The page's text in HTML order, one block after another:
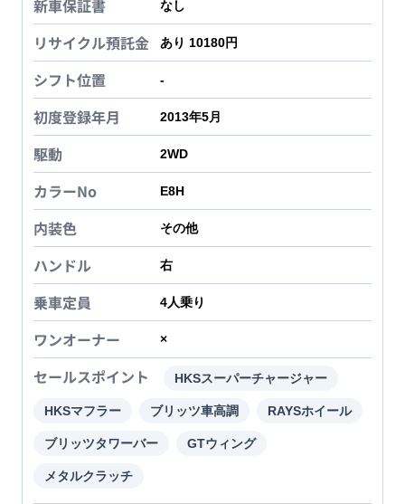
新車保証書 なし
リサイクル預託金 あり 10180円
シフト位置 -
初度登録年月 2013年5月
駆動 2WD
カラーNo E8H
内装色 その他
ハンドル 右
乗車定員 4人乗り
ワンオーナー ×
セールスポイント HKSスーパーチャージャー
HKSマフラー ブリッツ車高調 RAYSホイール
ブリッツタワーバー GTウィング
メタルクラッチ